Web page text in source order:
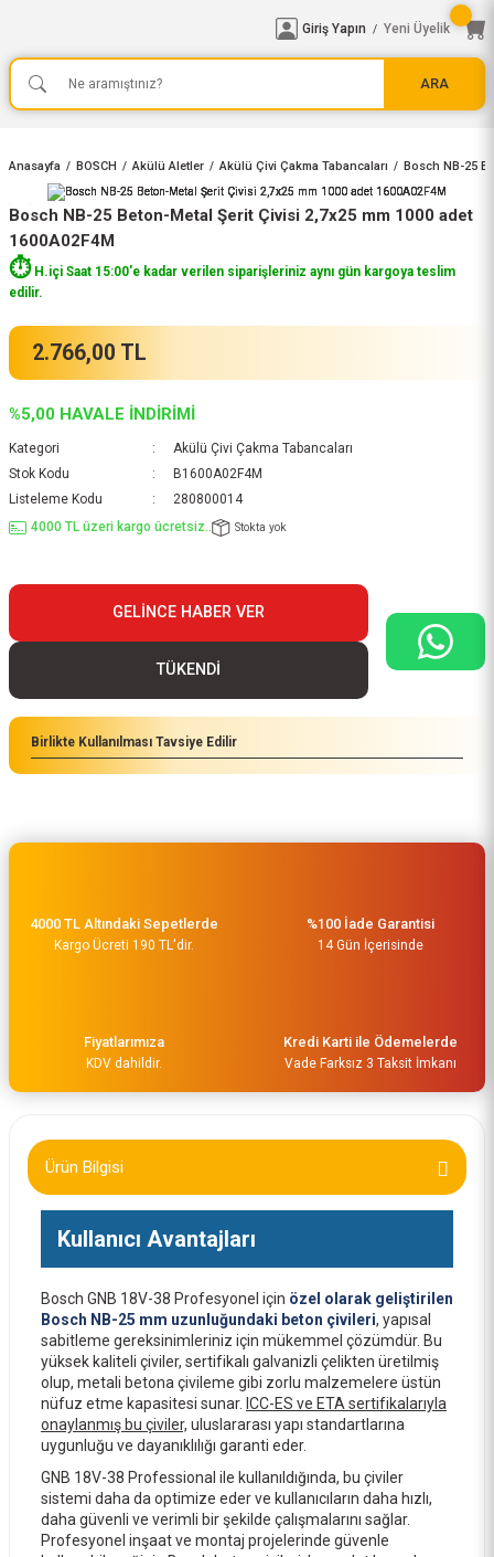
ARA
Giriş Yapın / Yeni Üyelik
Anasayfa BOSCH Akülü Aletler Akülü Çivi Çakma Tabancaları Bosch NB-25
Bosch NB-25 Beton-Metal Şerit Çivisi 2,7x25 mm 1000 adet
1600A02F4M
⏱️H.içi Saat 15:00'e kadar verilen siparişleriniz aynı gün kargoya teslim
edilir.
2.766,00 TL
%5,00 HAVALE İNDİRİMİ
Kategori
Akülü Çivi Çakma Tabancaları
Stok Kodu
B1600A02F4M
Listeleme Kodu
280800014
4000 TL üzeri kargo ücretsiz..
Stokta yok
GELINCE HABER VER
TÜKENDİ
Birlikte Kullanılması Tavsiye Edilir
4000 TL Altındaki Sepetlerde
Kargo Ücreti 190 TL'dir.
%100 İade Garantisi
14 Gün İçerisinde
Fiyatlarımıza
KDV dahildir.
Kredi Karti ile Ödemelerde
Vade Farksız 3 Taksit İmkanı
Ürün Bilgisi
Kullanıcı Avantajları
Bosch GNB 18V-38 Profesyonel için özel olarak geliştirilen
Bosch NB-25 mm uzunluğundaki beton çivileri, yapısal
sabitleme gereksinimleriniz için mükemmel çözümdür. Bu
yüksek kaliteli çiviler, sertifikalı galvanizli çelikten üretilmiş
olup, metali betona çivileme gibi zorlu malzemelere üstün
nüfuz etme kapasitesi sunar. ICC-ES ve ETA sertifikalarıyla
onaylanmış bu çiviler, uluslararası yapı standartlarına
uygunluğu ve dayanıklılığı garanti eder.
GNB 18V-38 Professional ile kullanıldığında, bu çiviler
sistemi daha da optimize eder ve kullanıcıların daha hızlı,
daha güvenli ve verimli bir şekilde çalışmalarını sağlar.
Profesyonel inşaat ve montaj projelerinde güvenle